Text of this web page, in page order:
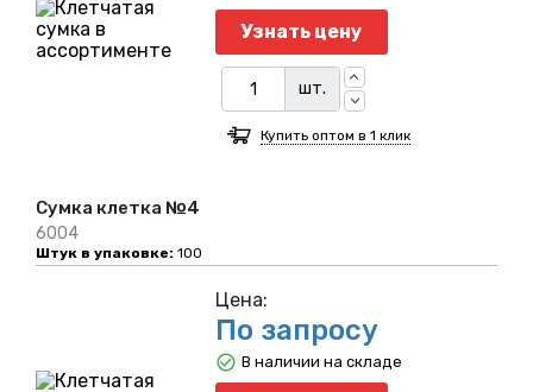
Сумка клетка №4
6004
Штук в упаковке: 100
Узнать цену
шт.
Купить оптом в 1 клик
Цена:
По запросу
В наличии на складе